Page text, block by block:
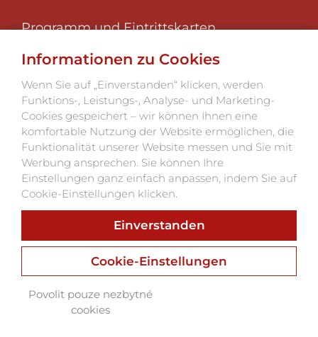
Programm und Eintrittskarten
Foto 2025
Klub der Festivalfreunde
Kontakte
Webu vdechnul život
Webdesign, Online Marketing, Branding
Informationen zu Cookies
Wenn Sie auf „Einverstanden“ klicken, werden
Funktions-, Leistungs-, Analyse- und Marketing-
Cookies gespeichert – wir können Ihnen eine
komfortable Nutzung der Website ermöglichen, die
Funktionalität unserer Website messen und Sie mit
Werbung ansprechen. Sie können Ihre
Einstellungen ganz einfach anpassen, indem Sie auf
Cookie-Einstellungen klicken.
Einverstanden
Cookie-Einstellungen
Povolit pouze nezbytné
cookies